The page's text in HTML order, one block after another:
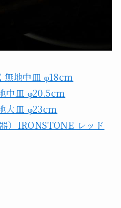
無地中皿 φ18cm
中皿 φ20.5cm
大皿 φ23cm
）IRONSTONE レッド